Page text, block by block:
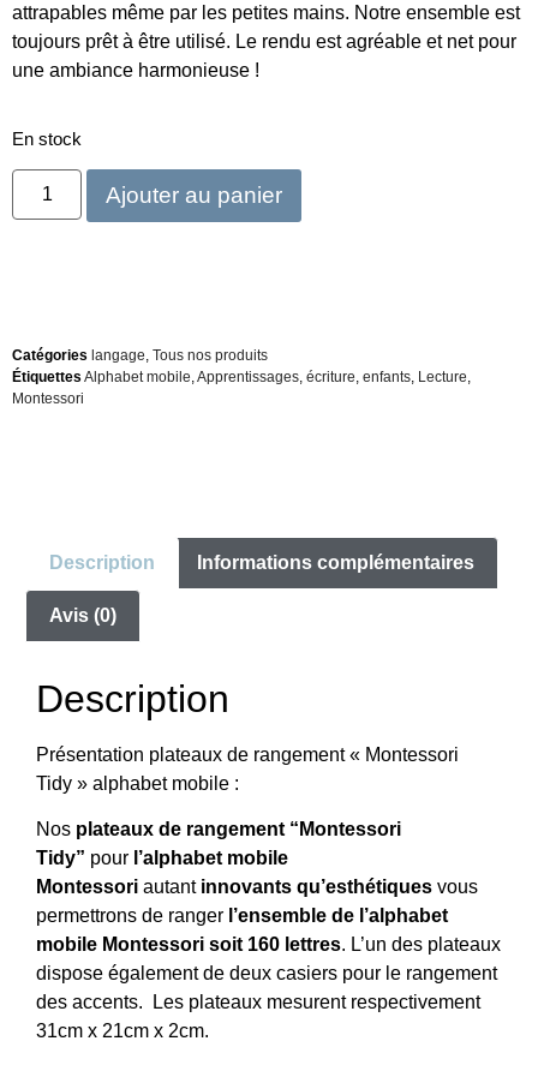
attrapables même par les petites mains. Notre ensemble est
toujours prêt à être utilisé. Le rendu est agréable et net pour
une ambiance harmonieuse !
En stock
Ajouter au panier
Catégories langage, Tous nos produits
Étiquettes Alphabet mobile,Apprentissages, écriture, enfants, Lecture,
Montessori
Description Informations complémentaires
Avis (0)
Description
Présentation plateaux de rangement « Montessori
Tidy » alphabet mobile :
Nos plateaux de rangement “Montessori
Tidy” pour l’alphabet mobile
Montessori autant innovants qu’esthétiques vous
permettrons de ranger l’ensemble de l’alphabet
mobile Montessori soit 160 lettres. L’un des plateaux
dispose également de deux casiers pour le rangement
des accents. Les plateaux mesurent respectivement
31cm x 21cm x 2cm.